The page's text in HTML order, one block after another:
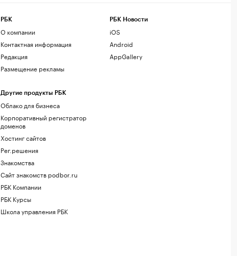
РБК
О компании
Контактная информация
Редакция
Размещение рекламы
Другие продукты РБК
Облако для бизнеса
Корпоративный регистратор
доменов
Хостинг сайтов
Рег.решения
Знакомства
Сайт знакомств podbor.ru
РБК Компании
РБК Курсы
Школа управления РБК
РБК Новости
iOS
Android
AppGallery